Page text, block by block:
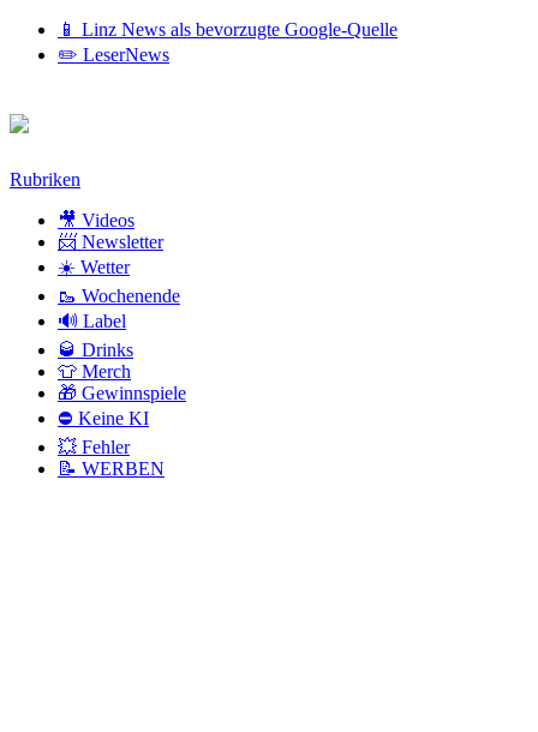
📱 Linz News als bevorzugte Google-Quelle
✏️ LeserNews
Zum
Rubriken
🎥 Videos
📨 Newsletter
☀️ Wetter
🥾 Wochenende
🔊 Label
🥃 Drinks
👕 Merch
🎁 Gewinnspiele
⛔ Keine KI
💥 Fehler
📝 WERBEN